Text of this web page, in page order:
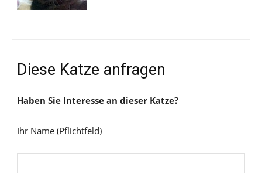
Diese Katze anfragen
Haben Sie Interesse an dieser Katze?
Ihr Name (Pflichtfeld)